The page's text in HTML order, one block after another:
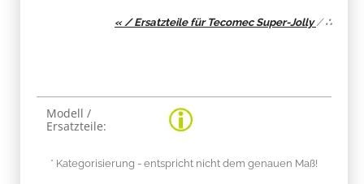
« / Ersatzteile für Tecomec Super-Jolly/∴
Produkteigenschaft
Wert
Modell /
Ersatzteile:
* Kategorisierung - entspricht nicht dem genauen Maß!